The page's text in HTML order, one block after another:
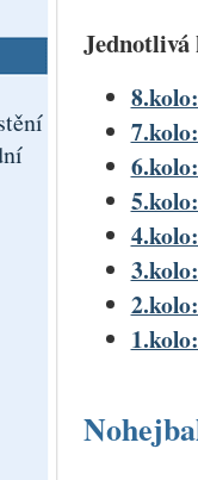
Jednotlivá